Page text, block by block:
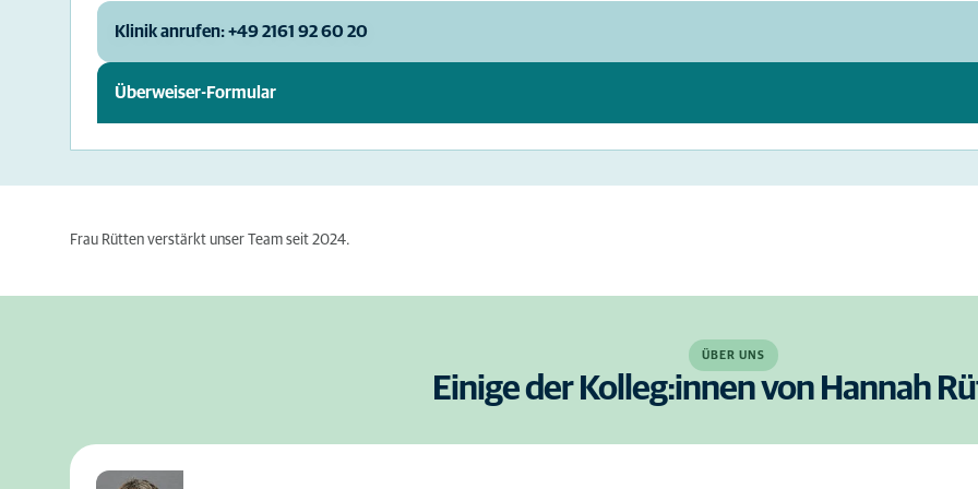
Klinik anrufen: +49 2161 92 60 20
Überweiser-Formular
Frau Rütten verstärkt unser Team seit 2024.
ÜBER UNS
Einige der Kolleg:innen von Hannah